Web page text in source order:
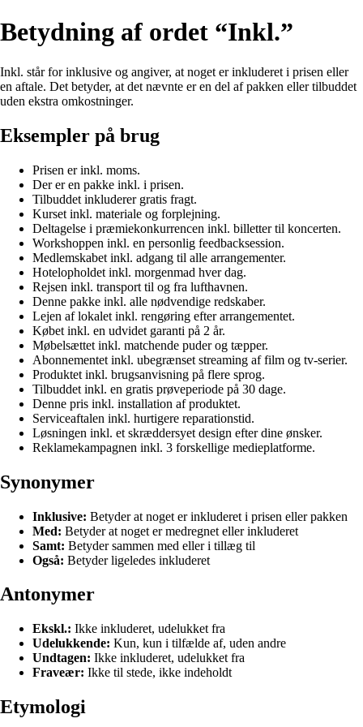
Betydning af ordet “Inkl.”
Inkl. står for inklusive og angiver, at noget er inkluderet i prisen eller
en aftale. Det betyder, at det nævnte er en del af pakken eller tilbuddet
uden ekstra omkostninger.
Eksempler på brug
Prisen er inkl. moms.
Der er en pakke inkl. i prisen.
Tilbuddet inkluderer gratis fragt.
Kurset inkl. materiale og forplejning.
Deltagelse i præmiekonkurrencen inkl. billetter til koncerten.
Workshoppen inkl. en personlig feedbacksession.
Medlemskabet inkl. adgang til alle arrangementer.
Hotelopholdet inkl. morgenmad hver dag.
Rejsen inkl. transport til og fra lufthavnen.
Denne pakke inkl. alle nødvendige redskaber.
Lejen af lokalet inkl. rengøring efter arrangementet.
Købet inkl. en udvidet garanti på 2 år.
Møbelsættet inkl. matchende puder og tæpper.
Abonnementet inkl. ubegrænset streaming af film og tv-serier.
Produktet inkl. brugsanvisning på flere sprog.
Tilbuddet inkl. en gratis prøveperiode på 30 dage.
Denne pris inkl. installation af produktet.
Serviceaftalen inkl. hurtigere reparationstid.
Løsningen inkl. et skræddersyet design efter dine ønsker.
Reklamekampagnen inkl. 3 forskellige medieplatforme.
Synonymer
Inklusive: Betyder at noget er inkluderet i prisen eller pakken
Med: Betyder at noget er medregnet eller inkluderet
Samt: Betyder sammen med eller i tillæg til
Også: Betyder ligeledes inkluderet
Antonymer
Ekskl.: Ikke inkluderet, udelukket fra
Udelukkende: Kun, kun i tilfælde af, uden andre
Undtagen: Ikke inkluderet, udelukket fra
Fraveær: Ikke til stede, ikke indeholdt
Etymologi